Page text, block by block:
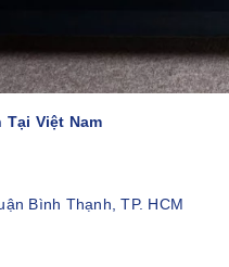
Việt Nam
Bình Thạnh, TP. HCM